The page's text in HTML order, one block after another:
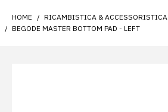
HOME
RICAMBISTICA & ACCESSORISTICA
BEGODE MASTER BOTTOM PAD - LEFT